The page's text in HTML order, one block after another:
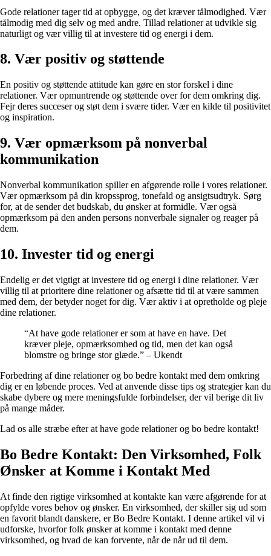
Gode relationer tager tid at opbygge, og det kræver tålmodighed. Vær
tålmodig med dig selv og med andre. Tillad relationer at udvikle sig
naturligt og vær villig til at investere tid og energi i dem.
8. Vær positiv og støttende
En positiv og støttende attitude kan gøre en stor forskel i dine
relationer. Vær opmuntrende og støttende over for dem omkring dig.
Fejr deres succeser og støt dem i svære tider. Vær en kilde til positivitet
og inspiration.
9. Vær opmærksom på nonverbal
kommunikation
Nonverbal kommunikation spiller en afgørende rolle i vores relationer.
Vær opmærksom på din kropssprog, tonefald og ansigtsudtryk. Sørg
for, at de sender det budskab, du ønsker at formidle. Vær også
opmærksom på den anden persons nonverbale signaler og reager på
dem.
10. Invester tid og energi
Endelig er det vigtigt at investere tid og energi i dine relationer. Vær
villig til at prioritere dine relationer og afsætte tid til at være sammen
med dem, der betyder noget for dig. Vær aktiv i at opretholde og pleje
dine relationer.
“At have gode relationer er som at have en have. Det
kræver pleje, opmærksomhed og tid, men det kan også
blomstre og bringe stor glæde.” – Ukendt
Forbedring af dine relationer og bo bedre kontakt med dem omkring
dig er en løbende proces. Ved at anvende disse tips og strategier kan du
skabe dybere og mere meningsfulde forbindelser, der vil berige dit liv
på mange måder.
Lad os alle stræbe efter at have gode relationer og bo bedre kontakt!
Bo Bedre Kontakt: Den Virksomhed, Folk
Ønsker at Komme i Kontakt Med
At finde den rigtige virksomhed at kontakte kan være afgørende for at
opfylde vores behov og ønsker. En virksomhed, der skiller sig ud som
en favorit blandt danskere, er Bo Bedre Kontakt. I denne artikel vil vi
udforske, hvorfor folk ønsker at komme i kontakt med denne
virksomhed, og hvad de kan forvente, når de når ud til dem.